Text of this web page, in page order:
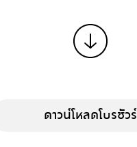
ดาวน์โหลดโบรชัวร์